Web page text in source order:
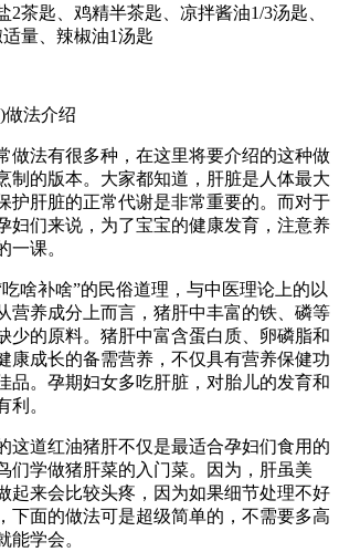
2茶匙、鸡精半茶匙、凉拌酱油1/3汤匙、
量、辣椒油1汤匙
做法介绍
法有很多种，在这里将要介绍的这种做
制的版本。大家都知道，肝脏是人体最大
护肝脏的正常代谢是非常重要的。而对于
妇们来说，为了宝宝的健康发育，注意养
一课。
补啥”的民俗道理，与中医理论上的以
营养成分上而言，猪肝中丰富的铁、磷等
少的原料。猪肝中富含蛋白质、卵磷脂和
康成长的备需营养，不仅具有营养保健功
品。孕期妇女多吃肝脏，对胎儿的发育和
利。
道红油猪肝不仅是最适合孕妇们食用的
们学做猪肝菜的入门菜。因为，肝虽美
起来会比较头疼，因为如果细节处理不好
下面的做法可是超级简单的，不需要多高
能学会。